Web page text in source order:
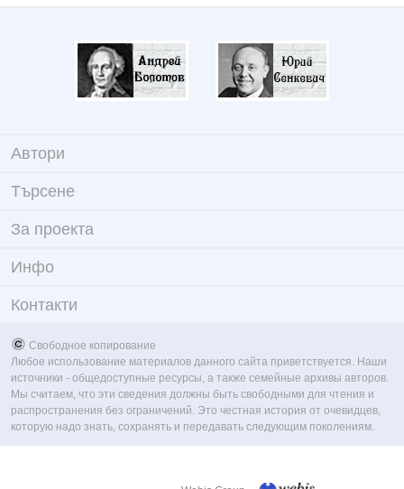
Автори
Търсене
За проекта
Инфо
Контакти
Свободное копирование
Любое использование материалов данного сайта приветствуется. Наши
источники - общедоступные ресурсы, а также семейные архивы авторов.
Мы считаем, что эти сведения должны быть свободными для чтения и
распространения без ограничений. Это честная история от очевидцев,
которую надо знать, сохранять и передавать следующим поколениям.